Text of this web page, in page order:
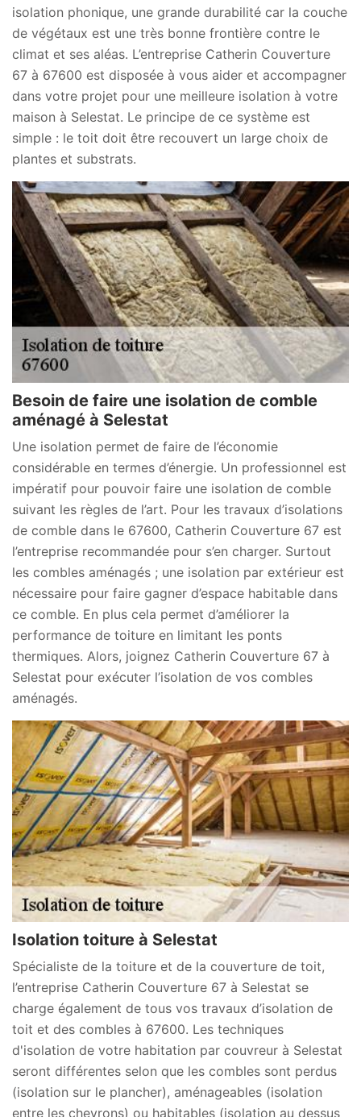
isolation phonique, une grande durabilité car la couche
de végétaux est une très bonne frontière contre le
climat et ses aléas. L’entreprise Catherin Couverture
67 à 67600 est disposée à vous aider et accompagner
dans votre projet pour une meilleure isolation à votre
maison à Selestat. Le principe de ce système est
simple : le toit doit être recouvert un large choix de
plantes et substrats.
Besoin de faire une isolation de comble
aménagé à Selestat
Une isolation permet de faire de l’économie
considérable en termes d’énergie. Un professionnel est
impératif pour pouvoir faire une isolation de comble
suivant les règles de l’art. Pour les travaux d’isolations
de comble dans le 67600, Catherin Couverture 67 est
l’entreprise recommandée pour s’en charger. Surtout
les combles aménagés ; une isolation par extérieur est
nécessaire pour faire gagner d’espace habitable dans
ce comble. En plus cela permet d’améliorer la
performance de toiture en limitant les ponts
thermiques. Alors, joignez Catherin Couverture 67 à
Selestat pour exécuter l’isolation de vos combles
aménagés.
Isolation toiture à Selestat
Spécialiste de la toiture et de la couverture de toit,
l’entreprise Catherin Couverture 67 à Selestat se
charge également de tous vos travaux d’isolation de
toit et des combles à 67600. Les techniques
d'isolation de votre habitation par couvreur à Selestat
seront différentes selon que les combles sont perdus
(isolation sur le plancher), aménageables (isolation
entre les chevrons) ou habitables (isolation au dessus